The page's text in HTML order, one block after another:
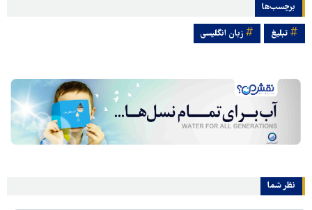
برچسب‌ها
تبلیغ زبان انگلیسی
نظر شما